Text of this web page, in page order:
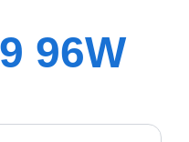
96W